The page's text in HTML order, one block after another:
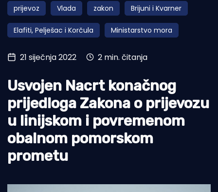
Pomorstvo
Ribolov
Ekologija
prijevoz Vlada zakon Brijuni i Kvarner
Elafiti, Pelješac i Korčula Ministarstvo mora
21 siječnja 2022 2 min. čitanja
Usvojen Nacrt konačnog
prijedloga Zakona o prijevozu
u linijskom i povremenom
obalnom pomorskom
prometu